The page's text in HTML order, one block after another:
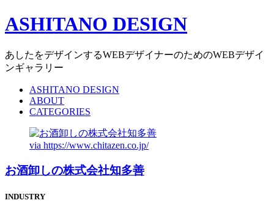
ASHITANO DESIGN
あしたをデザインするWEBデザイナーのためのWEBデザイ
ンギャラリー
ASHITANO DESIGN
ABOUT
CATEGORIES
via https://www.chitazen.co.jp/
お酒卸しの株式会社知多善
INDUSTRY